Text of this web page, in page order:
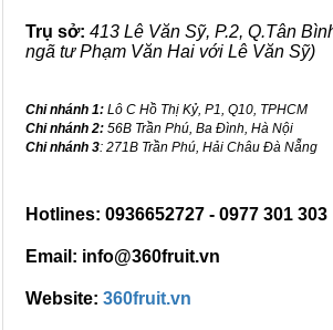
Trụ sở: 413 Lê Văn Sỹ, P.2, Q.Tân
ngã tư Phạm Văn Hai với Lê Văn Sỹ)
Chi nhánh 1: Lô C Hồ Thị Kỷ, P1, Q10, TPHCM
Chi nhánh 2: 56B Trần Phú, Ba Đình, Hà Nội
Chi nhánh 3: 271B Trần Phú, Hải Châu Đà Nẵng
Hotlines: 0936652727 - 0977 301 303
Email: info@360fruit.vn
Website: 360fruit.vn